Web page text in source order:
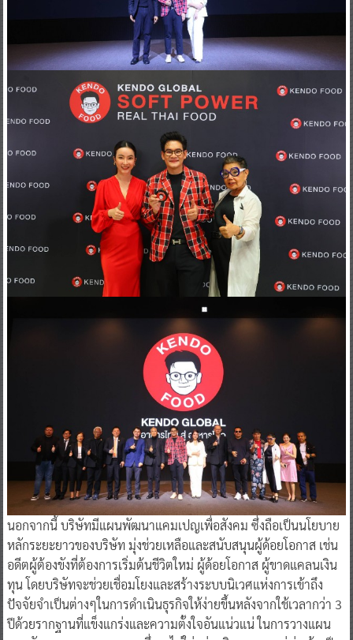
นอกจากนี้ บริษัทมีแผนพัฒนาแคมเปญเพื่อสังคม ซึ่งถือเป็นนโยบาย
หลักระยะยาวของบริษัท มุ่งช่วยเหลือและสนับสนุนผู้ด้อยโอกาส เช่น
อดีตผู้ต้องขังที่ต้องการเริ่มต้นชีวิตใหม่ ผู้ด้อยโอกาส ผู้ขาดแคลนเงิน
ทุน โดยบริษัทจะช่วยเชื่อมโยงและสร้างระบบนิเวศแห่งการเข้าถึง
ปัจจัยจำเป็นต่างๆในการดำเนินธุรกิจให้ง่ายขึ้นหลังจากใช้เวลากว่า 3
ปีด้วยรากฐานที่แข็งแกร่งและความตั้งใจอันแน่วแน่ ในการวางแผน